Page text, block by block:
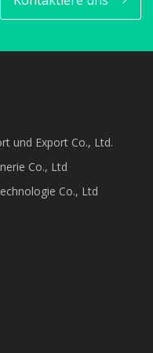
und Export Co., Ltd.
Co., Ltd
Co., Ltd